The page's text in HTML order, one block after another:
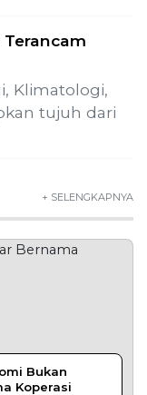
Klimatologi,
tujuh dari
+ SELENGKAPNYA
Bukan
Koperasi